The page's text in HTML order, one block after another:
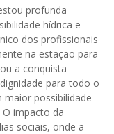
profunda
hídrica e
dos profissionais
na estação para
a conquista
para todo o
possibilidade
impacto da
sociais, onde a